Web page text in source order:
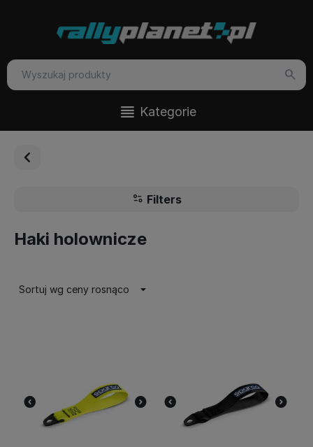
Kategorie
Filters
Haki holownicze
Sortuj wg ceny rosnąco